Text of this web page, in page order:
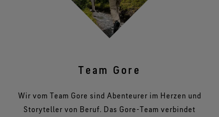
Team Gore
Wir vom Team Gore sind Abenteurer im Herzen und
Storyteller von Beruf. Das Gore-Team verbindet